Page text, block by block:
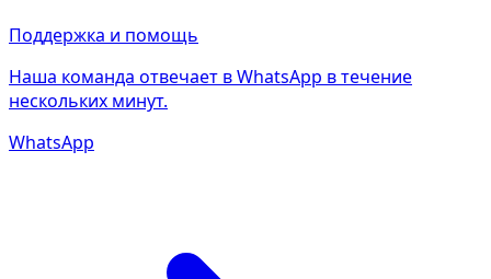
Поддержка и помощь
Наша команда отвечает в WhatsApp в течение
нескольких минут.
WhatsApp